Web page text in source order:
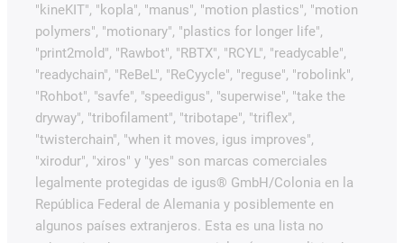
"kineKIT", "kopla", "manus", "motion plastics", "motion
polymers", "motionary", "plastics for longer life",
"print2mold", "Rawbot", "RBTX", "RCYL", "readycable",
"readychain", "ReBeL", "ReCyycle", "reguse", "robolink",
"Rohbot", "savfe", "speedigus", "superwise", "take the
dryway", "tribofilament", "tribotape", "triflex",
"twisterchain", "when it moves, igus improves",
"xirodur", "xiros" y "yes" son marcas comerciales
legalmente protegidas de igus® GmbH/Colonia en la
República Federal de Alemania y posiblemente en
algunos países extranjeros. Esta es una lista no